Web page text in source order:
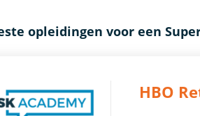
opleidingen voor een
HBO